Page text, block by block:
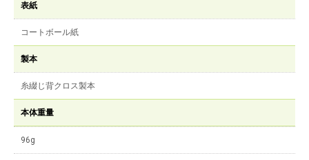
表紙
コートボール紙
製本
糸綴じ背クロス製本
本体重量
96g